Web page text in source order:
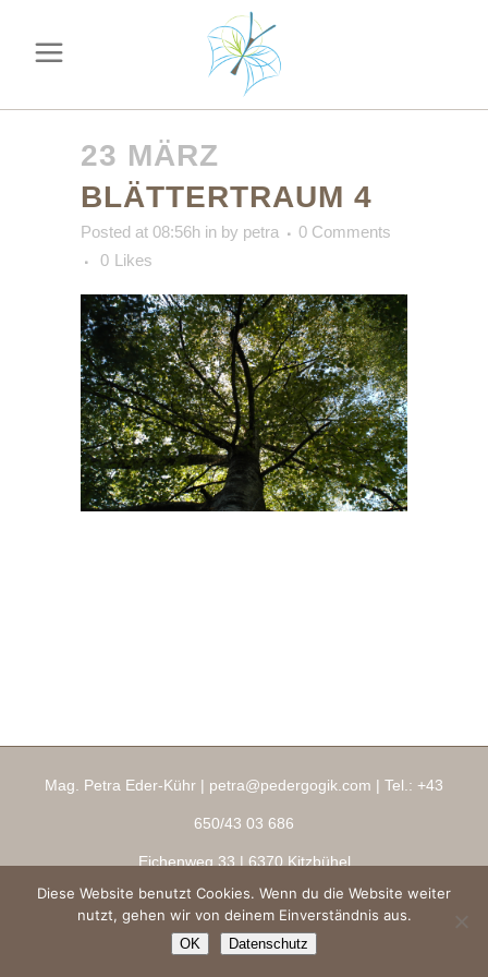
23 MÄRZ
BLÄTTERTRAUM 4
Posted at 08:56h in by petra
0 Comments
0 Likes
Mag. Petra Eder-Kühr | petra@pedergogik.com | Tel.: +43
650/43 03 686
Eichenweg 33 | 6370 Kitzbühel
Impressum|AGBs|Datenschutz|Ringana Shop
Copyright 2026 ® pedergogik.com
Diese Website benutzt Cookies. Wenn du die Website weiter
nutzt, gehen wir von deinem Einverständnis aus.
OK Datenschutz